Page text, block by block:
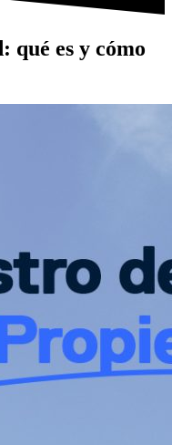
qué es y cómo